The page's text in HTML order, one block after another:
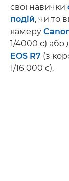
свої навички
подій, чи то
камеру
1/4000 с) або
EOS R7 (з
1/16 000 с).